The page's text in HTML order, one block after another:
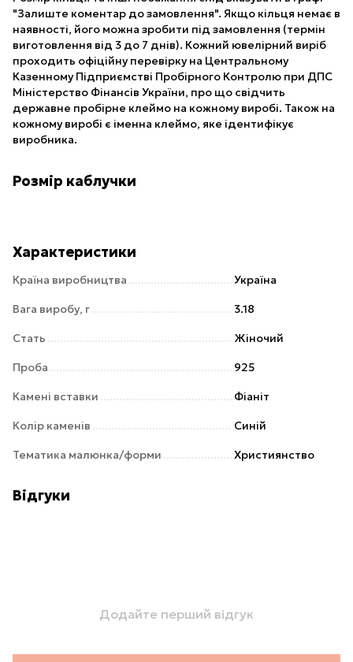
"Залиште коментар до замовлення". Якщо кільця немає в
наявності, його можна зробити під замовлення (термін
виготовлення від 3 до 7 днів). Кожний ювелірний виріб
проходить офіційну перевірку на Центральному
Казенному Підприємстві Пробірного Контролю при ДПС
Міністерство Фінансів України, про що свідчить
державне пробірне клеймо на кожному виробі. Також на
кожному виробі є іменна клеймо, яке ідентифікує
виробника.
Розмір каблучки
Характеристики
Країна виробництва Україна
Вага виробу, г 3.18
Стать Жіночий
Проба 925
Камені вставки Фіаніт
Колір каменів Синій
Тематика малюнка/форми Християнство
Відгуки
Додайте перший відгук